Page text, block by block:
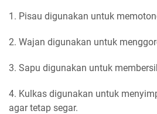
1. Pisau digunakan untuk
2. Wajan digunakan untuk
3. Sapu digunakan untuk
4. Kulkas digunakan untuk
agar tetap segar.